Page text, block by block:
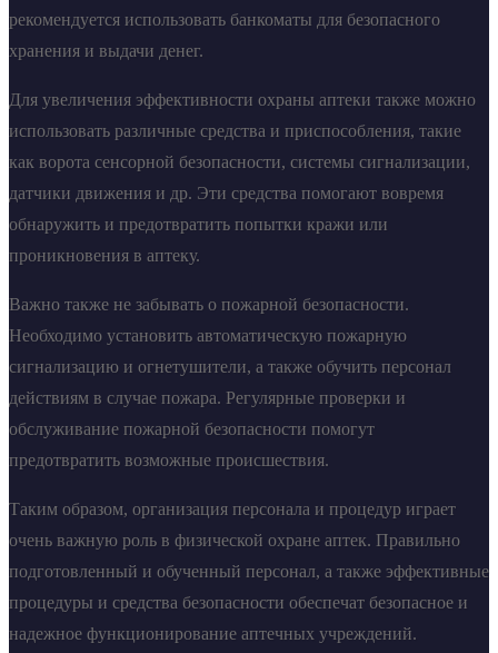
рекомендуется использовать банкоматы для безопасного
хранения и выдачи денег.
Для увеличения эффективности охраны аптеки также можно
использовать различные средства и приспособления, такие
как ворота сенсорной безопасности, системы сигнализации,
датчики движения и др. Эти средства помогают вовремя
обнаружить и предотвратить попытки кражи или
проникновения в аптеку.
Важно также не забывать о пожарной безопасности.
Необходимо установить автоматическую пожарную
сигнализацию и огнетушители, а также обучить персонал
действиям в случае пожара. Регулярные проверки и
обслуживание пожарной безопасности помогут
предотвратить возможные происшествия.
Таким образом, организация персонала и процедур играет
очень важную роль в физической охране аптек. Правильно
подготовленный и обученный персонал, а также эффективные
процедуры и средства безопасности обеспечат безопасное и
надежное функционирование аптечных учреждений.